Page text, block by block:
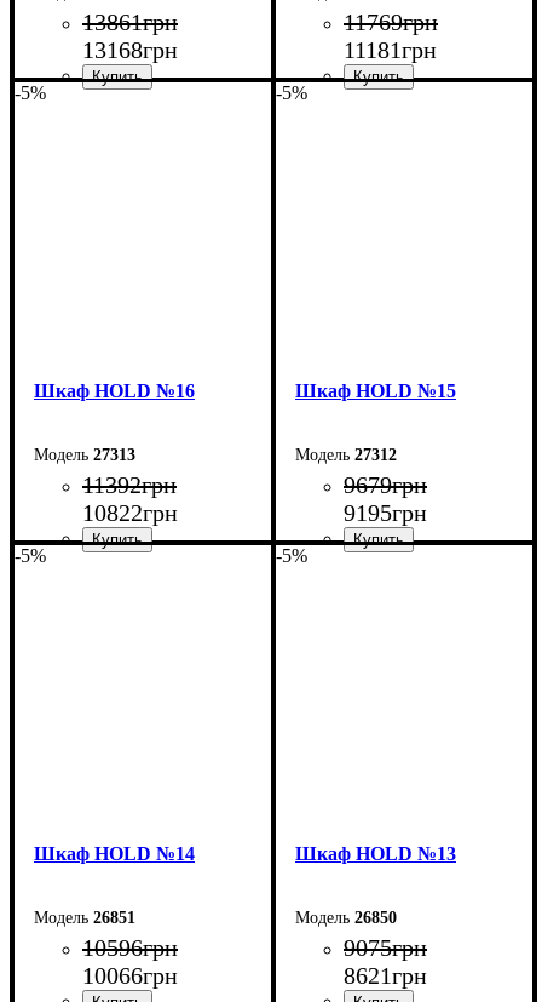
13861грн
13168грн
11769грн
11181грн
-5%
Шкаф НOLD №16
27313
11392грн
10822грн
-5%
Шкаф НOLD №15
27312
9679грн
9195грн
-5%
Шкаф НOLD №14
26851
10596грн
10066грн
-5%
Шкаф НOLD №13
26850
9075грн
8621грн